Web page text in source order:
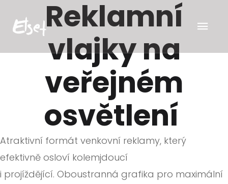
Reklamní
vlajky na
veřejném
osvětlení
Atraktivní formát venkovní reklamy, který
efektivně osloví kolemjdoucí
i projíždějící. Oboustranná grafika pro maximální